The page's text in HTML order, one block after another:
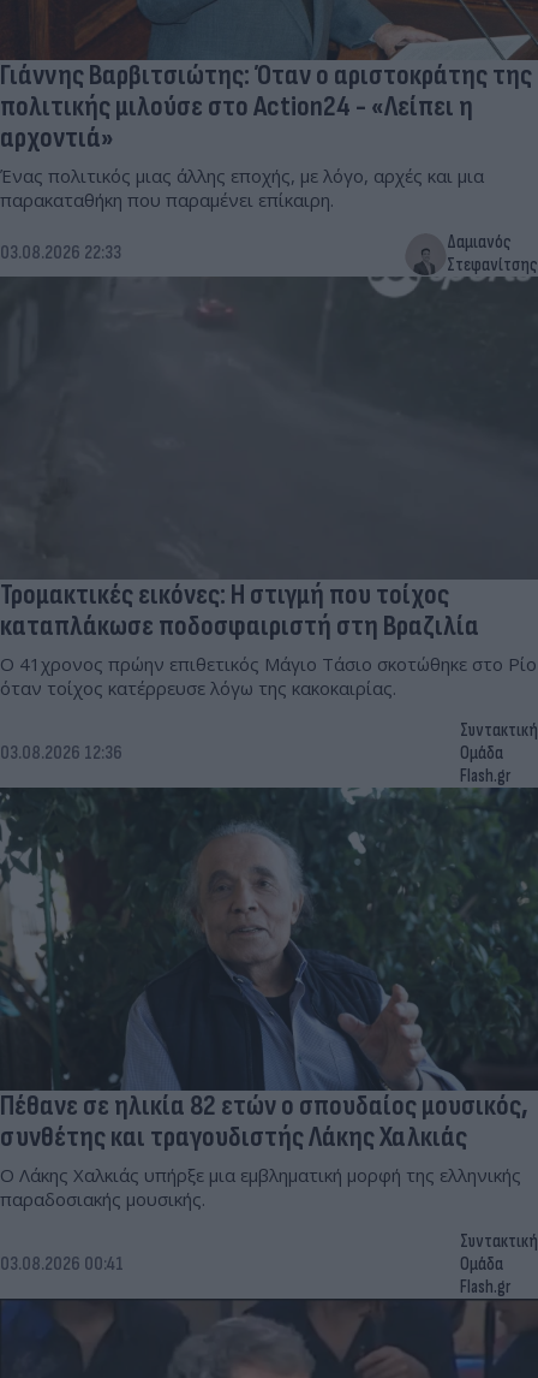
Γιάννης Βαρβιτσιώτης: Όταν ο αριστοκράτης της
πολιτικής μιλούσε στο Action24 - «Λείπει η
αρχοντιά»
Ένας πολιτικός μιας άλλης εποχής, με λόγο, αρχές και μια
παρακαταθήκη που παραμένει επίκαιρη.
03.08.2026 22:33
Δαμιανός
Στεφανίτσης
Τρομακτικές εικόνες: Η στιγμή που τοίχος
καταπλάκωσε ποδοσφαιριστή στη Βραζιλία
Ο 41χρονος πρώην επιθετικός Μάγιο Τάσιο σκοτώθηκε στο Ρίο
όταν τοίχος κατέρρευσε λόγω της κακοκαιρίας.
03.08.2026 12:36
Συντακτική
Ομάδα
Flash.gr
Πέθανε σε ηλικία 82 ετών ο σπουδαίος μουσικός,
συνθέτης και τραγουδιστής Λάκης Χαλκιάς
Ο Λάκης Χαλκιάς υπήρξε μια εμβληματική μορφή της ελληνικής
παραδοσιακής μουσικής.
03.08.2026 00:41
Συντακτική
Ομάδα
Flash.gr